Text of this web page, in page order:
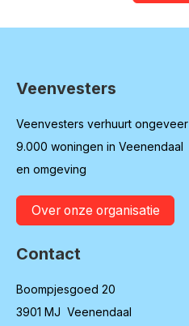
Contactinformatie
Veenvesters
Veenvesters verhuurt ongeveer
9.000 woningen in Veenendaal
en omgeving
Over onze organisatie
Contact
Boompjesgoed 20
3901 MJ Veenendaal